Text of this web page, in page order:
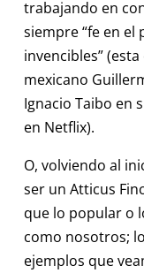
trabajando en
siempre “fe en
invencibles”
mexicano
Ignacio Taibo en
en Netflix).
O, volviendo al
ser un Atticus
que lo popular o
como nosotros;
ejemplos que